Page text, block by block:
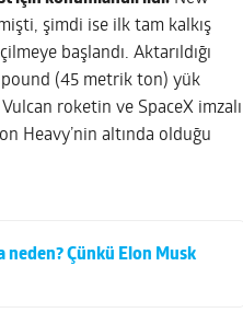
şimdi ise ilk tam kalkış
başlandı. Aktarıldığı
pound (45 metrik ton) yük
roketin ve SpaceX imzalı
Heavy’nin altında olduğu
neden? Çünkü Elon Musk